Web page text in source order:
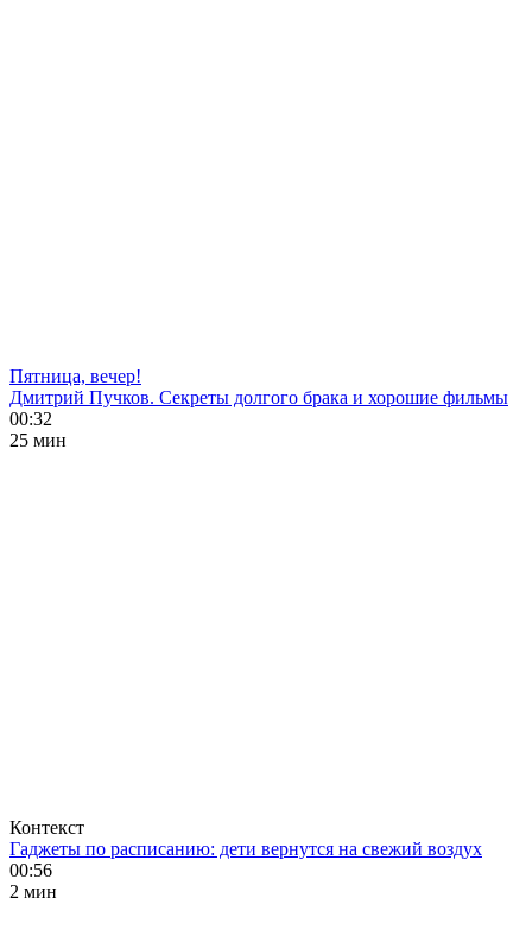
Пятница, вечер!
Дмитрий Пучков. Секреты долгого брака и хорошие фильмы
00:32
25 мин
Контекст
Гаджеты по расписанию: дети вернутся на свежий воздух
00:56
2 мин